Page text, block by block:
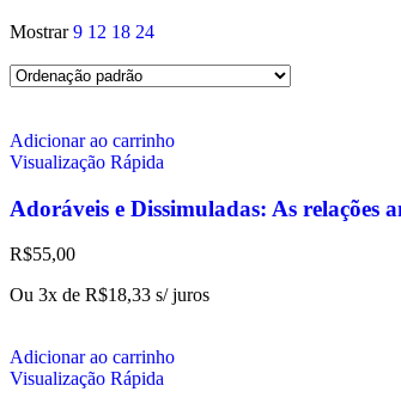
Mostrar9 12 18 24
Adicionar ao carrinho
Visualização Rápida
Adoráveis e Dissimuladas: As relações
R$55,00
Ou 3x de R$18,33 s/ juros
Adicionar ao carrinho
Visualização Rápida